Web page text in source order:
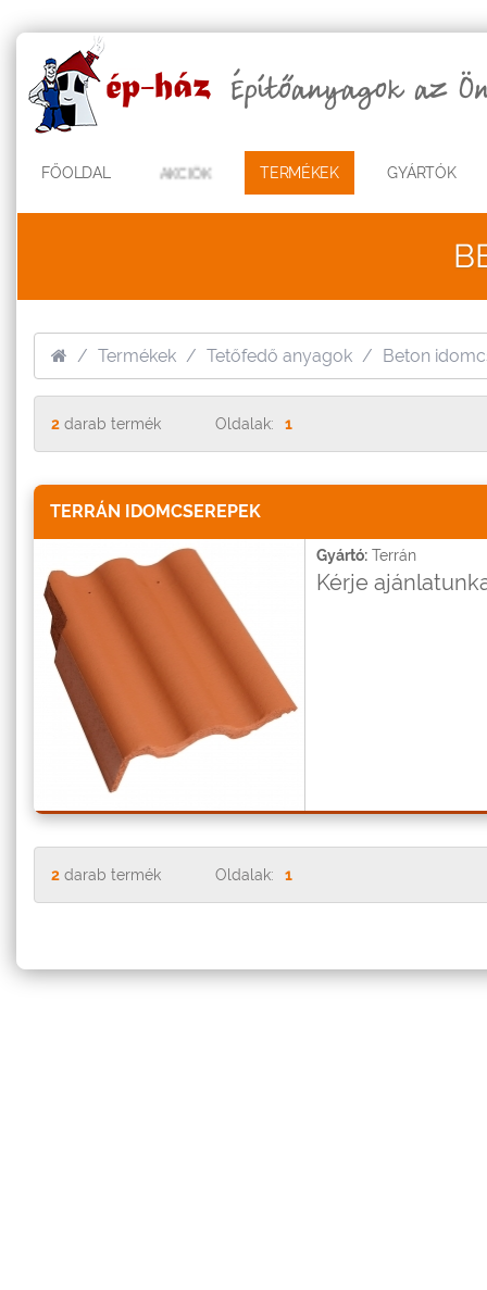
FŐOLDAL AKCIÓK TERMÉKEK GYÁRTÓK
Termékek Tetőfedő anyagok Beton
2 darab termék Oldalak: 1
TERRÁN IDOMCSEREPEK
Gyártó: Terrán
Kérje
2 darab termék Oldalak: 1